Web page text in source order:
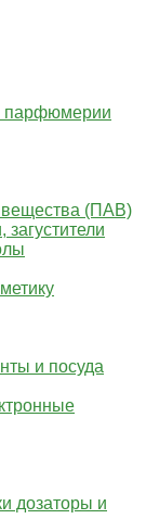
парфюмерии
вещества (ПАВ)
загустители
и посуда
дозаторы и